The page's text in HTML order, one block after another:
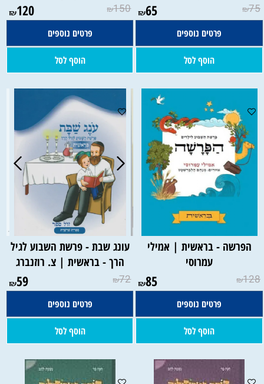
₪75
₪65
פרטים נוספים
הוסף לסל
₪150
₪120
פרטים נוספים
הוסף לסל
הפרשה - בראשית | אמילי
עמרוסי
₪128
₪85
פרטים נוספים
הוסף לסל
עונג שבת - פרשת השבוע לגיל
הרך - בראשית | צ. רוזנברג
₪72
₪59
פרטים נוספים
הוסף לסל